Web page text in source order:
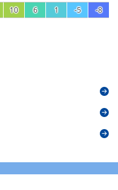
10 6 1 -5 -8